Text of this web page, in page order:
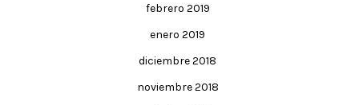
febrero 2019
enero 2019
diciembre 2018
noviembre 2018